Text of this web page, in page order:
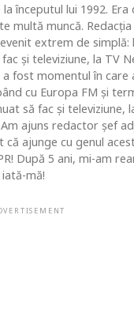
începutul lui 1992.
multă muncă.
extrem de
şi televiziune, la TV
fost momentul în
cu Europa FM şi
să fac şi televiziune,
ajuns redactor şef
ajunge cu genul
După 5 ani, mi-am
mă!